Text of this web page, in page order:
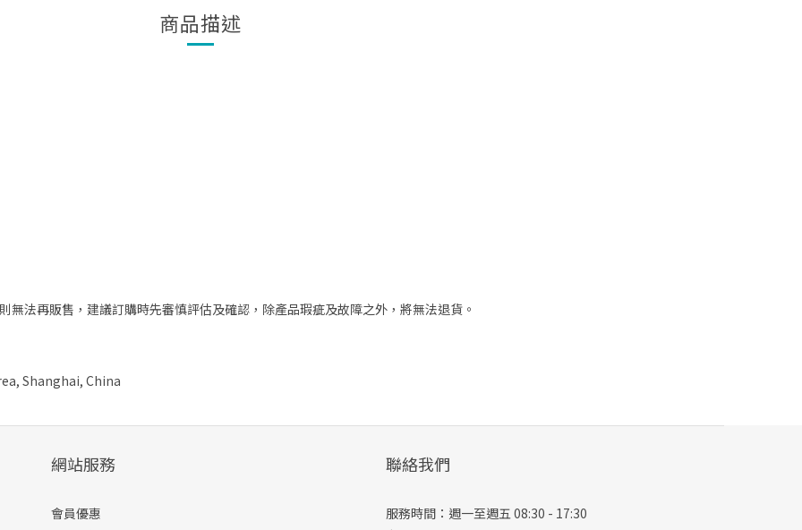
商品描述
法再販售，建議訂購時先審慎評估及確認，除產品瑕疵及故障之外，將無法退貨。
Shanghai, China
網站服務
會員優惠
聯絡我們
服務時間：週一至週五 08:30 - 17:30